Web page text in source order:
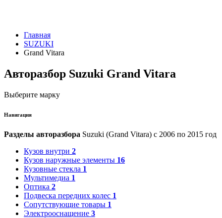
Главная
SUZUKI
Grand Vitara
Авторазбор Suzuki Grand Vitara
Выберите марку
Навигация
Разделы авторазбора Suzuki (Grand Vitara) с 2006 по 2015 год
Кузов внутри 2
Кузов наружные элементы 16
Кузовные стекла 1
Мультимедиа 1
Оптика 2
Подвеска передних колес 1
Сопутствующие товары 1
Электрооснащение 3